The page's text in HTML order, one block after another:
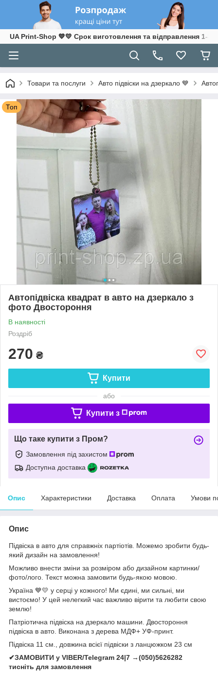
UA Print-Shop ​💙💛 Срок виготовлення та відправлення 1-3
Товари та послуги Авто підвіски на дзеркало 💙
Топ
Автопідвіска квадрат в авто на дзеркало з
фото Двостороння
В наявності
Роздріб
270 ₴
Купити
або
Купити з
Що таке купити з Пром?
Замовлення під захистом
Доступна доставка
Опис Характеристики Доставка Оплата Умови
Опис
Підвіска в авто для справжніх партіотів. Можемо зробити будь-
який дизайн на замовлення!
Можливо внести зміни за розміром або дизайном картинки/
фото/лого. Текст можна замовити будь-якою мовою.
Україна 💙💛 у серці у кожного! Ми єдині, ми сильні, ми
вистоємо! У цей нелегкий час важливо вірити та любити свою
землю!
Патріотична підвіска на дзеркало машини. Двостороння
підвіска в авто. Виконана з дерева МДФ+ УФ-принт.
Підвіска 11 см., довжина всієї підвіски з ланцюжком 23 см
✔ЗАМОВИТИ у VIBER/Telegram 24|7 →(050)5626282
тисніть для замовлення